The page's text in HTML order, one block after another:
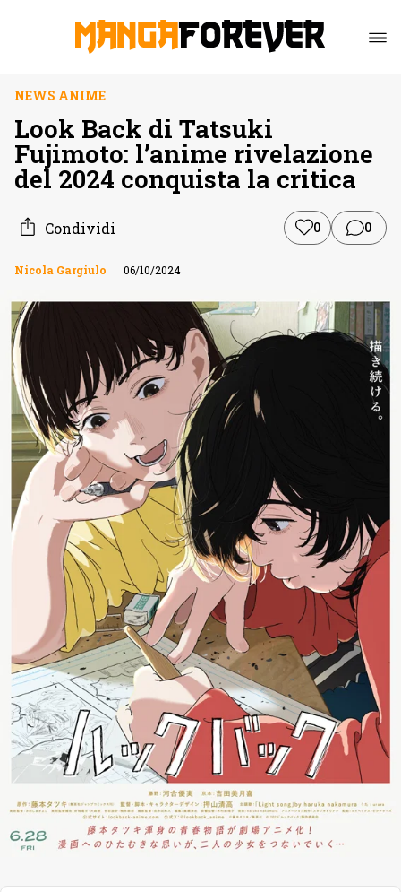
NEWS ANIME
Look Back di Tatsuki
Fujimoto: l’anime rivelazione
del 2024 conquista la critica
Condividi 0 0
Nicola Gargiulo 06/10/2024